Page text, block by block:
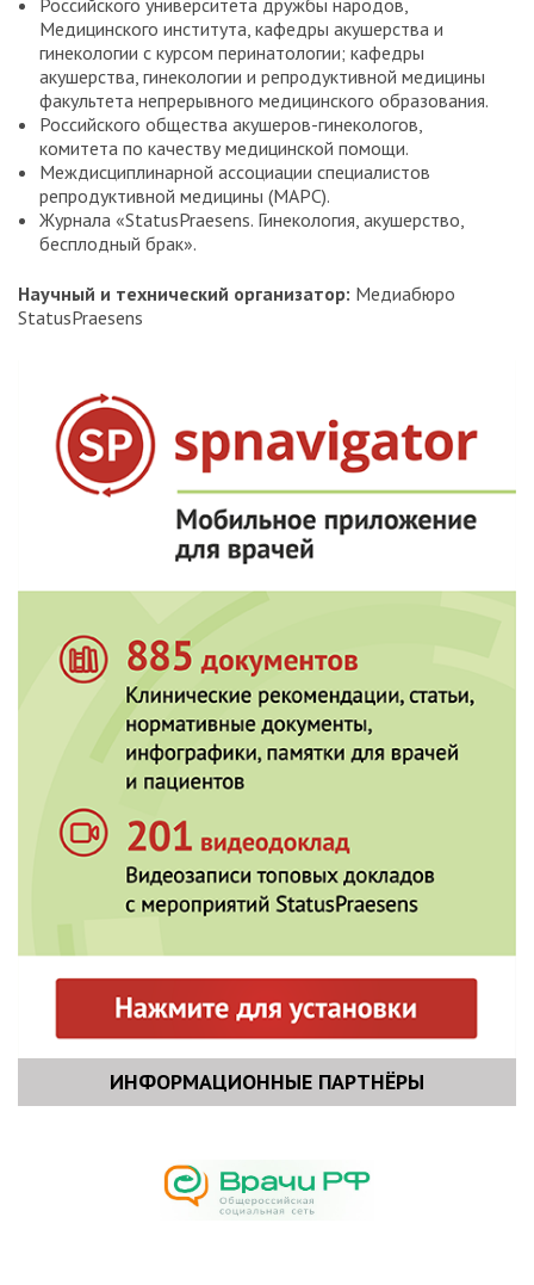
специалист детский гинеколог Минздрава Пермского края,
зам. главного врача по акушерско-гинекологической
помощи Пермской краевой клинической больницы, зав.
консультативно-диагностической поликлиникой той же
больницы, член МАРС (Пермь)
Медицинского института, кафедры акушерства и
гинекологии с курсом перинатологии; кафедры
акушерства, гинекологии и репродуктивной медицины
факультета непрерывного медицинского образования.
Российского общества акушеров-гинекологов,
комитета по качеству медицинской помощи.
Междисциплинарной ассоциации специалистов
репродуктивной медицины (МАРС).
Журнала «StatusPraesens. Гинекология, акушерство,
бесплодный брак».
Научный и технический организатор: Медиабюро
StatusPraesens
ИНФОРМАЦИОННЫЕ ПАРТНЁРЫ